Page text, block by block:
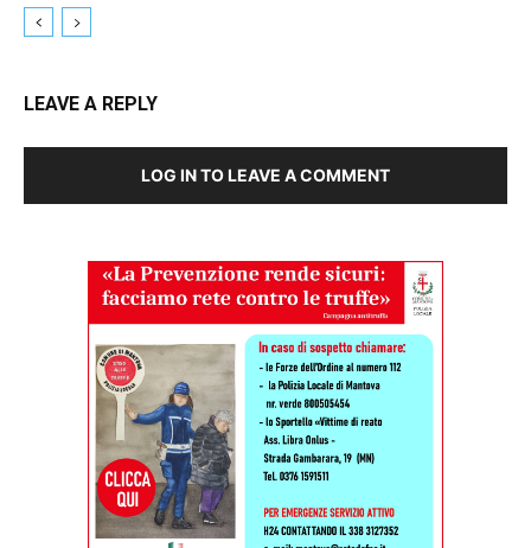
LEAVE A REPLY
LOG IN TO LEAVE A COMMENT